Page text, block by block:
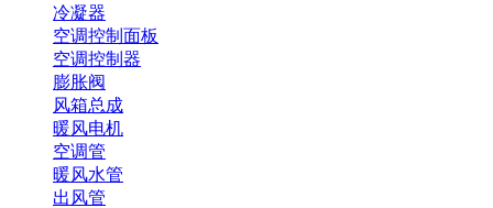
冷凝器
空调控制面板
空调控制器
膨胀阀
风箱总成
暖风电机
空调管
暖风水管
出风管